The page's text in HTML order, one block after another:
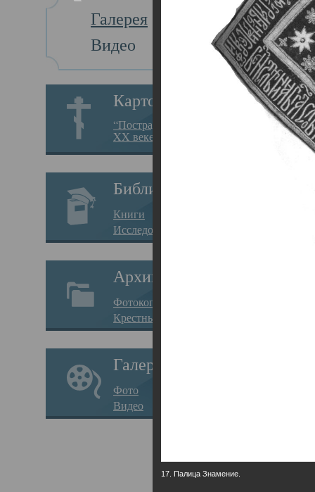
Галерея
Видео
Картотека
“Пострадавшие за веру в
XX веке на Севере”
Библиотека
Книги
Исследования
Архив
Фотокопии дел
Крестные ходы
Галерея
Фото
Видео
Главная
17. Палица Знамение.